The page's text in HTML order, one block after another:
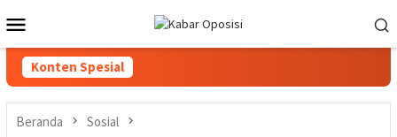
ke
kontenMobile
Konten Spesial
Beranda Sosial